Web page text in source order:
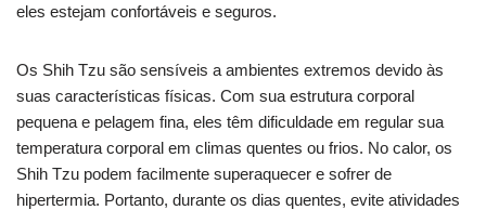
eles estejam confortáveis e seguros.
Os Shih Tzu são sensíveis a ambientes extremos devido às
suas características físicas. Com sua estrutura corporal
pequena e pelagem fina, eles têm dificuldade em regular sua
temperatura corporal em climas quentes ou frios. No calor, os
Shih Tzu podem facilmente superaquecer e sofrer de
hipertermia. Portanto, durante os dias quentes, evite atividades